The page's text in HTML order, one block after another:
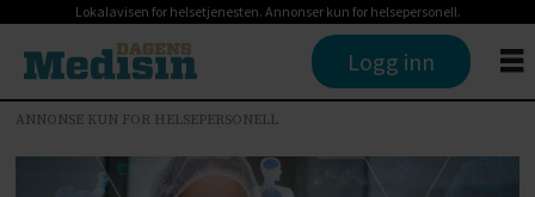
Lokalavisen for helsetjenesten. Annonser kun for helsepersonell.
Logg inn
ANNONSE KUN FOR HELSEPERSONELL